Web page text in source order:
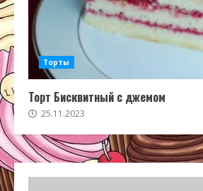
Торты
Торт Бисквитный с джемом
25.11.2023